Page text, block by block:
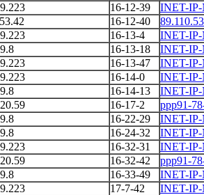
16-12-39
INET-IP-
16-12-40
16-13-4
INET-IP-
16-13-18
INET-IP-
16-13-47
INET-IP-
16-14-0
INET-IP-
16-14-13
INET-IP-
16-17-2
ppp91-
16-22-29
INET-IP-
16-24-32
INET-IP-
16-32-31
INET-IP-
16-32-42
ppp91-
16-33-49
INET-IP-
17-7-42
INET-IP-